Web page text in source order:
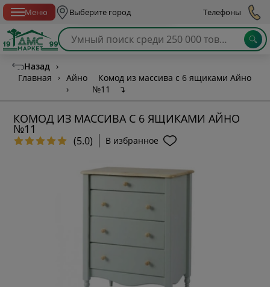
Меню Выберите город Телефоны
Назад ›
Главная
› Айно
›
Комод из массива с 6 ящиками Айно
№11
↴
КОМОД ИЗ МАССИВА С 6 ЯЩИКАМИ АЙНО
№11
(5.0) В избранное